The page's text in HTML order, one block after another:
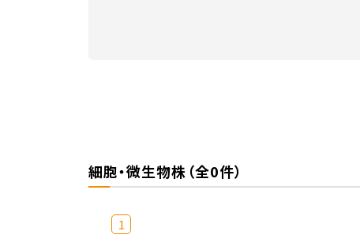
細胞・微生物株（全0件）
1